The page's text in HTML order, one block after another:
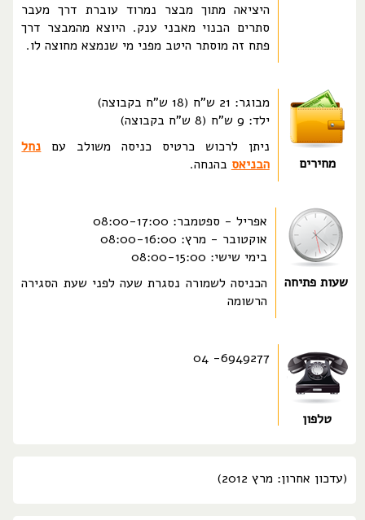
היציאה מתוך מבצר נמרוד עוברת דרך מעבר
סתרים הבנוי מאבני ענק. היוצא מהמבצר דרך
פתח זה מוסתר היטב מפני מי שנמצא מחוצה לו.
מחירים
מבוגר: 21 ש"ח (18 ש"ח בקבוצה)
ילד: 9 ש"ח (8 ש"ח בקבוצה)
ניתן לרכוש כרטיס כניסה משולב עם נחל
הבניאס בהנחה.
שעות פתיחה
אפריל - ספטמבר: 08:00-17:00
אוקטובר - מרץ: 08:00-16:00
בימי שישי: 08:00-15:00
הכניסה לשמורה נסגרת שעה לפני שעת הסגירה
הרשומה
טלפון
6949277- 04
(עדכון אחרון: מרץ 2012)